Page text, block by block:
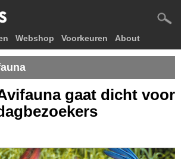
Webshop Voorkeuren About
gaat dicht voor